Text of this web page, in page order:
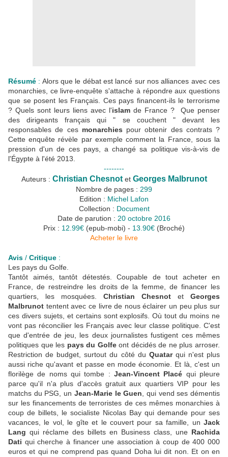
Résumé : Alors que le débat est lancé sur nos alliances avec ces
monarchies, ce livre-enquête s'attache à répondre aux questions
que se posent les Français. Ces pays financent-ils le terrorisme
? Quels sont leurs liens avec l'islam de France ? Que penser
des dirigeants français qui " se couchent " devant les
responsables de ces monarchies pour obtenir des contrats ?
Cette enquête révèle par exemple comment la France, sous la
pression d'un de ces pays, a changé sa politique vis-à-vis de
l'Égypte à l'été 2013.
--------
Auteurs : Christian Chesnotet Georges Malbrunot
Nombre de pages : 299
Edition : Michel Lafon
Collection : Document
Date de parution : 20 octobre 2016
Prix : 12.99€ (epub-mobi) - 13.90€ (Broché)
Acheter le livre
Avis / Critique :
Les pays du Golfe.
Tantôt aimés, tantôt détestés. Coupable de tout acheter en
France, de restreindre les droits de la femme, de financer les
quartiers, les mosquées. Christian Chesnot et Georges
Malbrunot tentent avec ce livre de nous éclairer un peu plus sur
ces divers sujets, et certains sont explosifs. Où tout du moins ne
vont pas réconcilier les Français avec leur classe politique. C'est
que d'entrée de jeu, les deux journalistes fustigent ces mêmes
politiques que les pays du Golfeont décidés de ne plus arroser.
Restriction de budget, surtout du côté du Quatarqui n'est plus
aussi riche qu'avant et passe en mode économie. Et là, c'est un
florilège de noms qui tombe : Jean-Vincent Placé qui pleure
parce qu'il n'a plus d'accès gratuit aux quartiers VIP pour les
matchs du PSG, un Jean-Marie le Guen , qui vend ses démentis
sur les financements de terroristes de ces mêmes monarchies à
coup de billets, le socialiste Nicolas Bay qui demande pour ses
vacances, le vol, le gîte et le couvert pour sa famille, un Jack
Lang qui réclame des billets en Business class, une Rachida
Dati qui cherche à financer une association à coup de 400 000
euros et qui ne comprend pas quand Doha lui dit non. Et on en